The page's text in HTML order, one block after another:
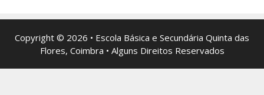
Copyright © 2026 • Escola Básica e Secundária Quinta das
Flores, Coimbra • Alguns Direitos Reservados